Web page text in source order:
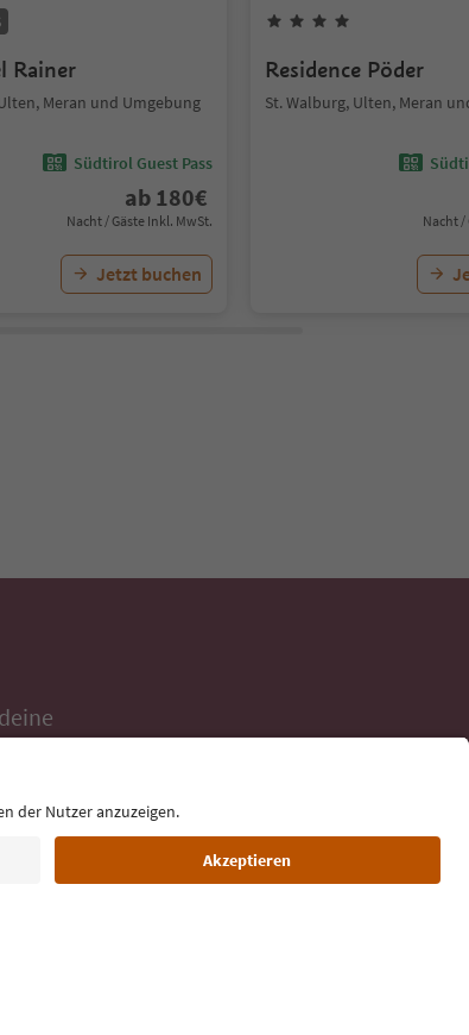
Rainer
Meran und Umgebung
Südtirol Guest Pass
ab 180€
Nacht / Gäste Inkl. MwSt.
Jetzt buchen
Residence Pöder
St. Walburg, Ulten, Meran
Nacht /
ins